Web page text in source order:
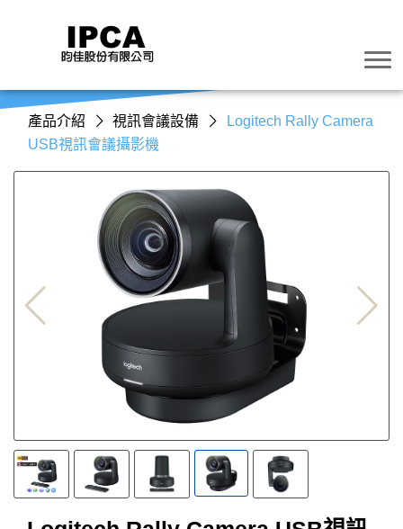
產品介紹 視訊會議設備
Logitech Rally Camera
USB視訊會議攝影機